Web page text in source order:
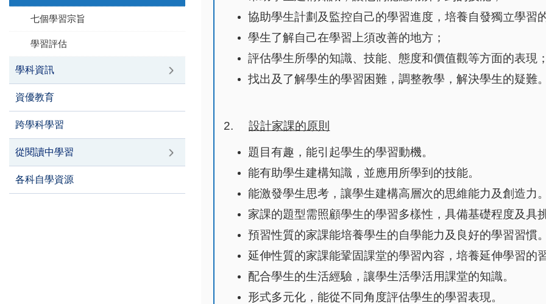
協助學生計劃及監控自己的學習進度，培養自發獨立學習
學生了解自己在學習上須改善的地方；
評估學生所學的知識、技能、態度和價值觀等方面的表現；
找出及了解學生的學習困難，調整教學，解決學生的疑難。
2. 設計家課的原則
題目有趣，能引起學生的學習動機。
能有助學生建構知識，並應用所學到的技能。
能激發學生思考，讓學生建構高層次的思維能力及創造力。
家課的題型需照顧學生的學習多樣性，具備基礎程度及具
預習性質的家課能培養學生的自學能力及良好的學習習慣。
延伸性質的家課能鞏固課堂的學習內容，培養延伸學習的習
配合學生的生活經驗，讓學生活學活用課堂的知識。
形式多元化，能從不同角度評估學生的學習表現。
七個學習宗旨
學習評估
學科資訊
資優教育
跨學科學習
從閱讀中學習
各科自學資源